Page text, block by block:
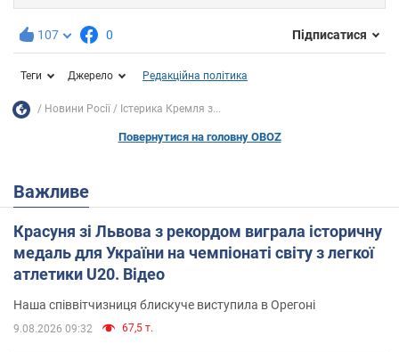
107 0 Підписатися
Теги Джерело Редакційна політика
Новини Росії Істерика Кремля з...
Повернутися на головну OBOZ
Важливе
Красуня зі Львова з рекордом виграла історичну
медаль для України на чемпіонаті світу з легкої
атлетики U20. Відео
Наша співвітчизниця блискуче виступила в Орегоні
9.08.2026 09:32 67,5 т.